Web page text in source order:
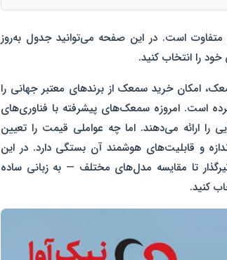
است. در این صفحه می‌توانیدجدول به‌روز
را انتخاب کنید.
، امکانخرید سمعک از برندهای معتبر جهانی را
است. امروزه سمعک‌های پیشرفته با فناوری‌های
را ارائه می‌دهند. اما چه عواملی قیمت را تعیین
و قابلیت‌های هوشمند آن بستگی دارد. در این
تا مقایسه مدل‌های مختلف — به زبانی ساده
کنید.